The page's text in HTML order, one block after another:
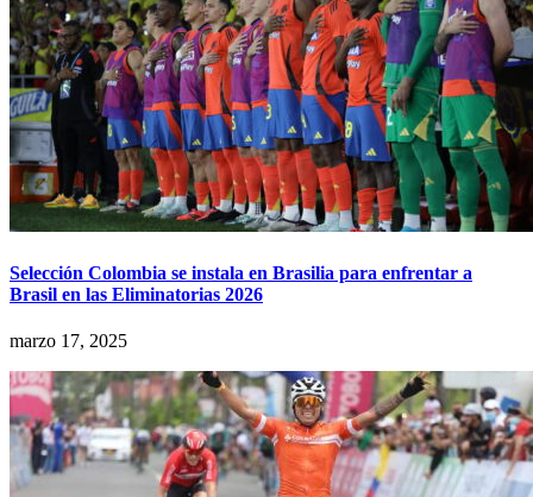
Selección Colombia se instala en Brasilia para enfrentar a
Brasil en las Eliminatorias 2026
marzo 17, 2025